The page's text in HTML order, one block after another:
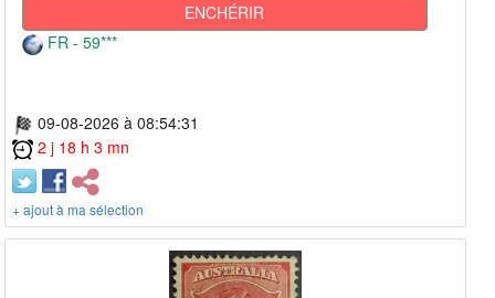
ENCHÉRIR
FR - 59***
09-08-2026 à 08:54:31
2 j 18 h 3 mn
+ ajout à ma sélection